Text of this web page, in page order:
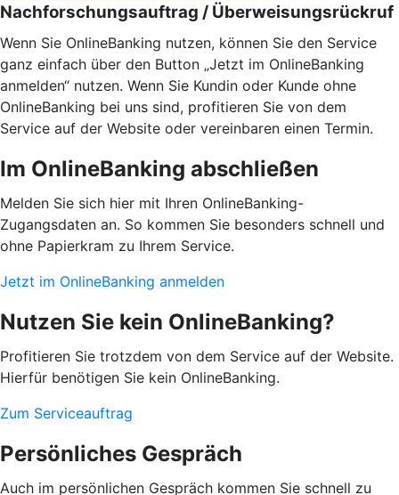
Nachforschungsauftrag / Überweisungsrückruf
Wenn Sie OnlineBanking nutzen, können Sie den Service
ganz einfach über den Button „Jetzt im OnlineBanking
anmelden“ nutzen. Wenn Sie Kundin oder Kunde ohne
OnlineBanking bei uns sind, profitieren Sie von dem
Service auf der Website oder vereinbaren einen Termin.
Im OnlineBanking abschließen
Melden Sie sich hier mit Ihren OnlineBanking-
Zugangsdaten an. So kommen Sie besonders schnell und
ohne Papierkram zu Ihrem Service.
Jetzt im OnlineBanking anmelden
Nutzen Sie kein OnlineBanking?
Profitieren Sie trotzdem von dem Service auf der Website.
Hierfür benötigen Sie kein OnlineBanking.
Zum Serviceauftrag
Persönliches Gespräch
Auch im persönlichen Gespräch kommen Sie schnell zu